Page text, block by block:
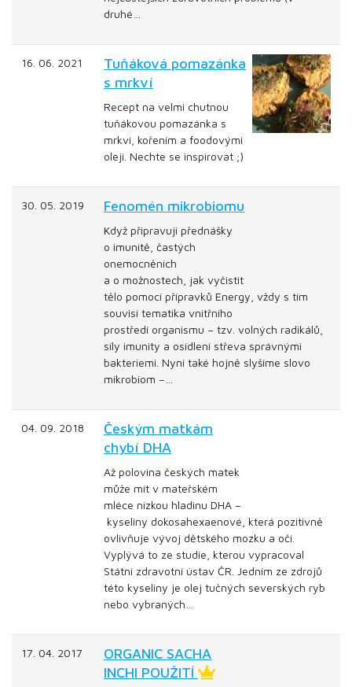
druhé…
16. 06. 2021
Tuňáková pomazánka
s mrkví
Recept na velmi chutnou
tuňákovou pomazánka s
mrkví, kořením a foodovými
oleji. Nechte se inspirovat ;)
30. 05. 2019 Fenomén mikrobiomu
Když připravuji přednášky
o imunitě, častých
onemocněních
a o možnostech, jak vyčistit
tělo pomocí přípravků Energy, vždy s tím
souvisí tematika vnitřního
prostředí organismu – tzv. volných radikálů,
síly imunity a osídlení střeva správnými
bakteriemi. Nyní také hojně slyšíme slovo
mikrobiom –…
04. 09. 2018
Českým matkám
chybí DHA
Až polovina českých matek
může mít v mateřském
mléce nízkou hladinu DHA –
kyseliny dokosahexaenové, která pozitivně
ovlivňuje vývoj dětského mozku a očí.
Vyplývá to ze studie, kterou vypracoval
Státní zdravotní ústav ČR. Jedním ze zdrojů
této kyseliny je olej tučných severských ryb
nebo vybraných…
17. 04. 2017
ORGANIC SACHA
INCHI POUŽITÍ